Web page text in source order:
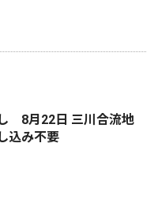
8月22日 三川合流地
込み不要